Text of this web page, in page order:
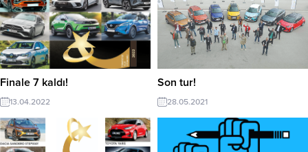
Finale 7 kaldı!
13.04.2022
Son tur!
28.05.2021